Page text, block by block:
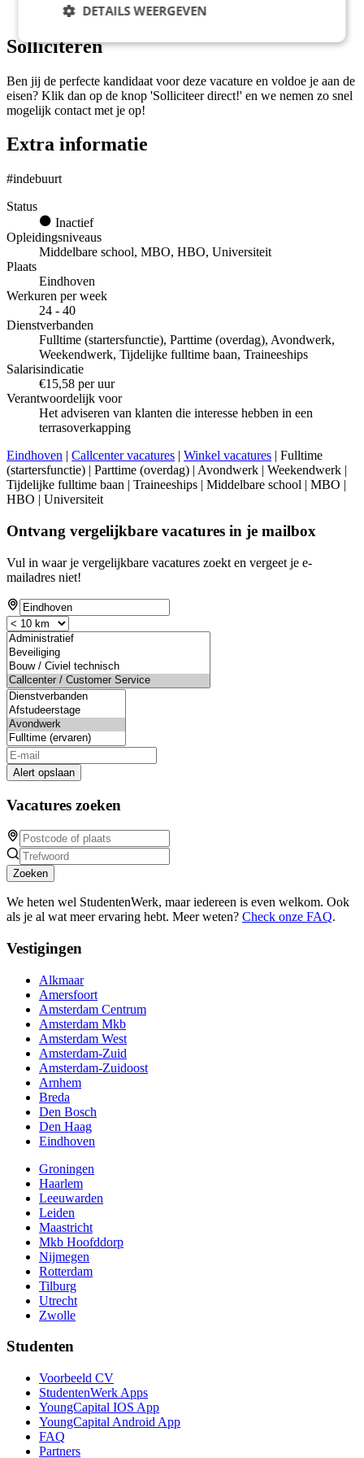
minimaal 32 uur;
Solliciteren
Ben jij de perfecte kandidaat voor deze vacature en voldoe je aan de
eisen? Klik dan op de knop 'Solliciteer direct!' en we nemen zo snel
mogelijk contact met je op!
Extra informatie
#indebuurt
Status
Inactief
Opleidingsniveaus
Middelbare school, MBO, HBO, Universiteit
Plaats
Eindhoven
Werkuren per week
24 - 40
Dienstverbanden
Fulltime (startersfunctie), Parttime (overdag), Avondwerk,
Weekendwerk, Tijdelijke fulltime baan, Traineeships
Salarisindicatie
€15,58 per uur
Verantwoordelijk voor
Het adviseren van klanten die interesse hebben in een
terrasoverkapping
Eindhoven | Callcenter vacatures | Winkel vacatures | Fulltime
(startersfunctie) | Parttime (overdag) | Avondwerk | Weekendwerk |
Tijdelijke fulltime baan | Traineeships | Middelbare school | MBO |
HBO | Universiteit
Ontvang vergelijkbare vacatures in je mailbox
Vul in waar je vergelijkbare vacatures zoekt en vergeet je e-
mailadres niet!
Alert opslaan
Vacatures zoeken
Zoeken
We heten wel StudentenWerk, maar iedereen is even welkom. Ook
als je al wat meer ervaring hebt. Meer weten? Check onze FAQ.
Vestigingen
Alkmaar
Amersfoort
Amsterdam Centrum
Amsterdam Mkb
Amsterdam West
Amsterdam-Zuid
Amsterdam-Zuidoost
Arnhem
Breda
Den Bosch
Den Haag
Eindhoven
Groningen
Haarlem
Leeuwarden
Leiden
Maastricht
Mkb Hoofddorp
Nijmegen
Rotterdam
Tilburg
Utrecht
Zwolle
Studenten
Voorbeeld CV
StudentenWerk Apps
YoungCapital IOS App
YoungCapital Android App
FAQ
Partners
DETAILS WEERGEVEN